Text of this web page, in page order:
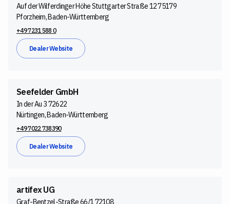
Auf der Wilferdinger Höhe Stuttgarter Straße 12 75179
Pforzheim, Baden-Württemberg
+49 7231 588 0
Dealer Website
Seefelder GmbH
In der Au 3 72622
Nürtingen, Baden-Württemberg
+49 7022 738390
Dealer Website
artifex UG
Graf-Bentzel-Straße 66/1 72108